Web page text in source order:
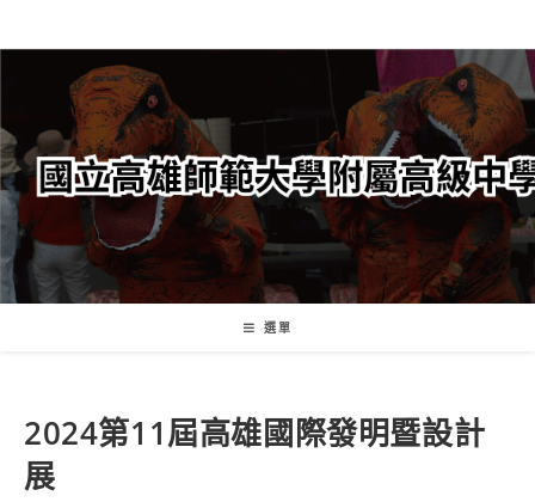
轉
要
內
容
選單
2024第11屆高雄國際發明暨設計
展